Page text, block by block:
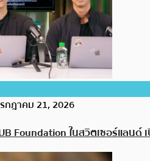
กฎาคม 21, 2026
Foundation ในสวิตเซอร์แลน